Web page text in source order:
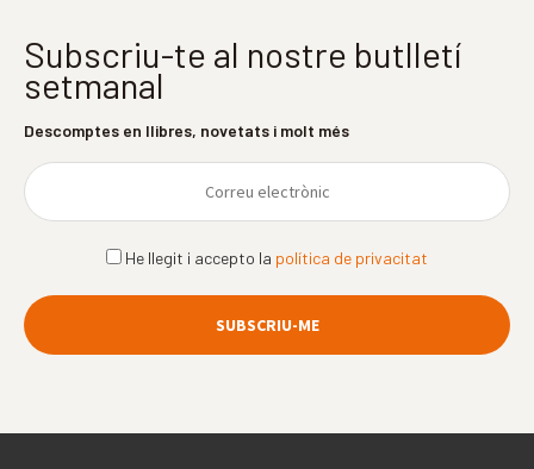
Subscriu-te al nostre butlletí
setmanal
Descomptes en llibres, novetats i molt més
He llegit i accepto la política de privacitat